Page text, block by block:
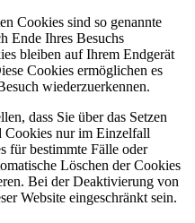
Cookies sind so genannte
Ende Ihres Besuchs
bleiben auf Ihrem Endgerät
Cookies ermöglichen es
wiederzuerkennen.
dass Sie über das Setzen
nur im Einzelfall
für bestimmte Fälle oder
Löschen der Cookies
Bei der Deaktivierung von
Website eingeschränkt sein.